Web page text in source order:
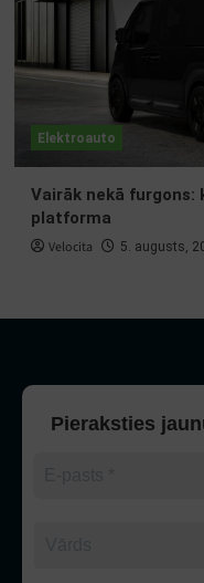
Elektroauto
Vairāk nekā furgons:
platforma
Velocita 5. augusts,
Pieraksties